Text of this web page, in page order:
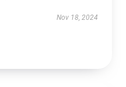
Nov 18, 2024